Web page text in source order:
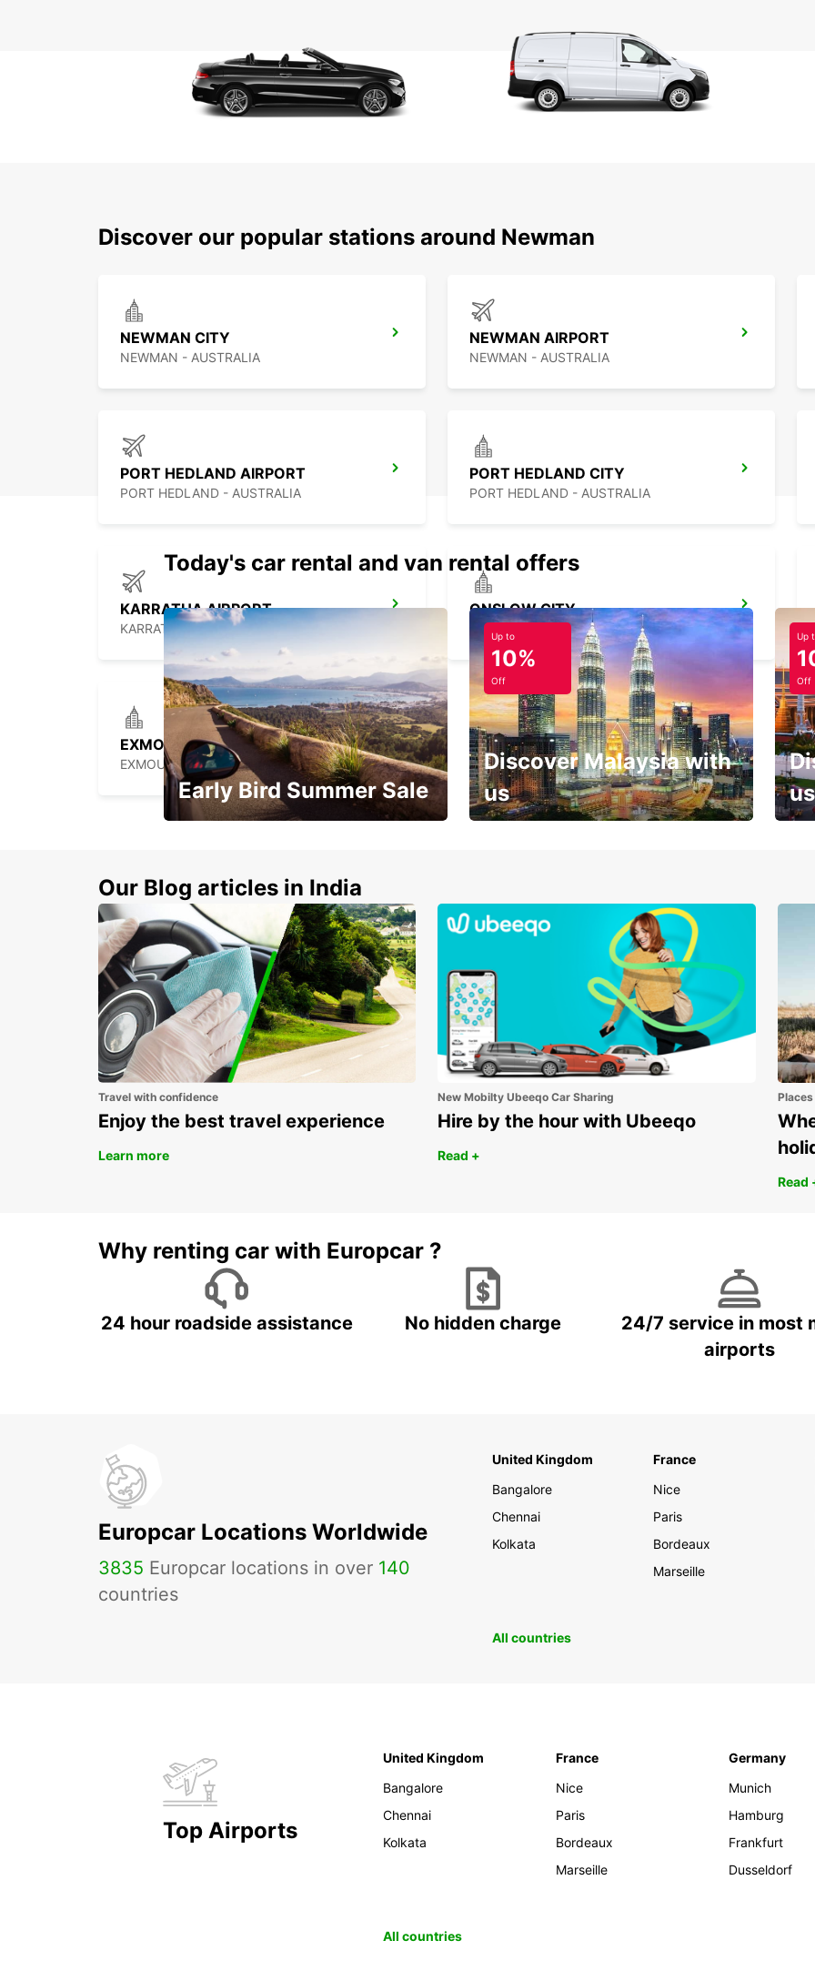
votre
Discover our popular stations around Newman
NEWMAN CITY
NEWMAN - AUSTRALIA
NEWMAN AIRPORT
NEWMAN - AUSTRALIA
PORT HEDLAND AIRPORT
PORT HEDLAND - AUSTRALIA
PORT HEDLAND CITY
PORT HEDLAND - AUSTRALIA
KARRATHA AIRPORT
KARRATHA - AUSTRALIA
ONSLOW CITY
ONSLOW - AUSTRALIA
EXMOUTH CITY
EXMOUTH - AUSTRALIA
Today's car rental and van rental offers
Early Bird Summer Sale
Up to
10%
Off
Discover Malaysia with
us
Up
Off
us
Our Blog articles in India
Travel with confidence
Enjoy the best travel experience
Learn more
New Mobilty Ubeeqo Car Sharing
Hire by the hour with Ubeeqo
Read +
Read
Why renting car with Europcar ?
24 hour roadside assistance No hidden charge
24/7 service in most
airports
Europcar Locations Worldwide
3835 Europcar locations in over 140
countries
United Kingdom
Bangalore
Chennai
Kolkata
France
Nice
Paris
Bordeaux
Marseille
All countries
Top Airports
United Kingdom
Bangalore
Chennai
Kolkata
France
Nice
Paris
Bordeaux
Marseille
Germany
Munich
Hamburg
Frankfurt
Dusseldorf
All countries